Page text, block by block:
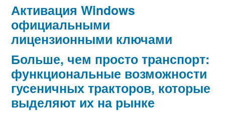
Активация Windows
официальными
лицензионными ключами
Больше, чем просто транспорт:
функциональные возможности
гусеничных тракторов, которые
выделяют их на рынке